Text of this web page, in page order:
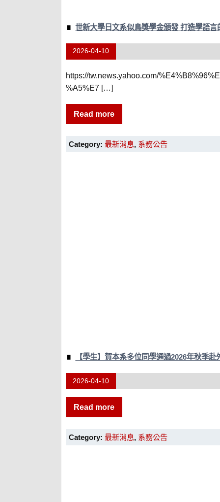
世新大學日文系似鳥獎學金頒發 打造學語言
2026-04-10
https://tw.news.yahoo.com/
%A5%E7 […]
Read more
Category: 最新消息, 系務公告
【學生】賀本系多位同學通過2026年秋季
2026-04-10
Read more
Category: 最新消息, 系務公告